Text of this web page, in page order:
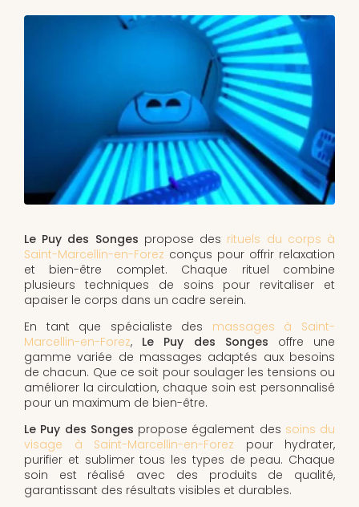
Le Puy des Songes propose des rituels du corps à
Saint-Marcellin-en-Forez conçus pour offrir relaxation
et bien-être complet. Chaque rituel combine
plusieurs techniques de soins pour revitaliser et
apaiser le corps dans un cadre serein.
En tant que spécialiste des massages à Saint-
Marcellin-en-Forez, Le Puy des Songes offre une
gamme variée de massages adaptés aux besoins
de chacun. Que ce soit pour soulager les tensions ou
améliorer la circulation, chaque soin est personnalisé
pour un maximum de bien-être.
Le Puy des Songes propose également des soins du
visage à Saint-Marcellin-en-Forez pour hydrater,
purifier et sublimer tous les types de peau. Chaque
soin est réalisé avec des produits de qualité,
garantissant des résultats visibles et durables.